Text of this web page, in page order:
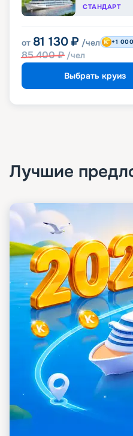
СТАНДАРТ
от 81 130 ₽ /чел
85 400₽ /чел
+1 000
Выбрать круиз
Лучшие